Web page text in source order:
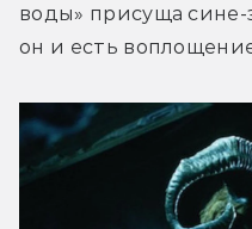
воды» присуща
он и есть